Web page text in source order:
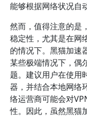
能够根据网络状况自
然而，值得注意的是
稳定性，尤其是在网
的情况下。黑猫加速
某些极端情况下，偶
题。建议用户在使用
器，并结合本地网络
络运营商可能会对
性。因此，虽然黑猫